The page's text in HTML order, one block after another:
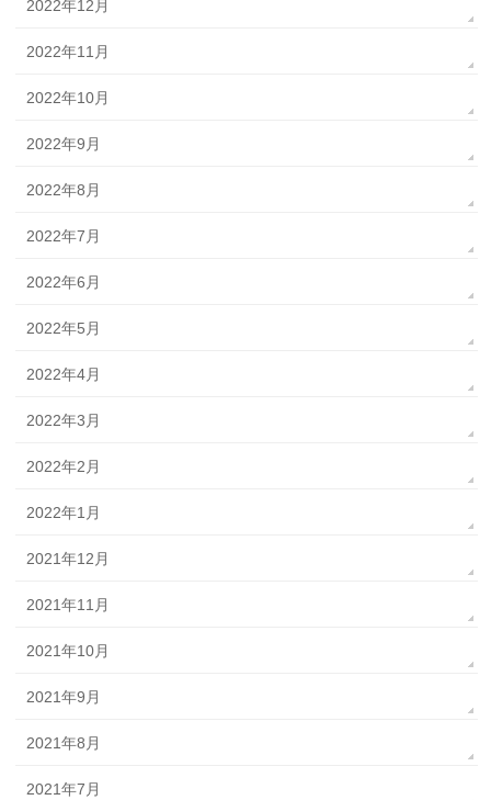
2022年12月
2022年11月
2022年10月
2022年9月
2022年8月
2022年7月
2022年6月
2022年5月
2022年4月
2022年3月
2022年2月
2022年1月
2021年12月
2021年11月
2021年10月
2021年9月
2021年8月
2021年7月